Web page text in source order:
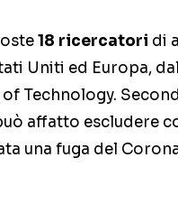
18 ricercatori di
Uniti ed Europa,
Technology.
affatto escludere
una fuga del